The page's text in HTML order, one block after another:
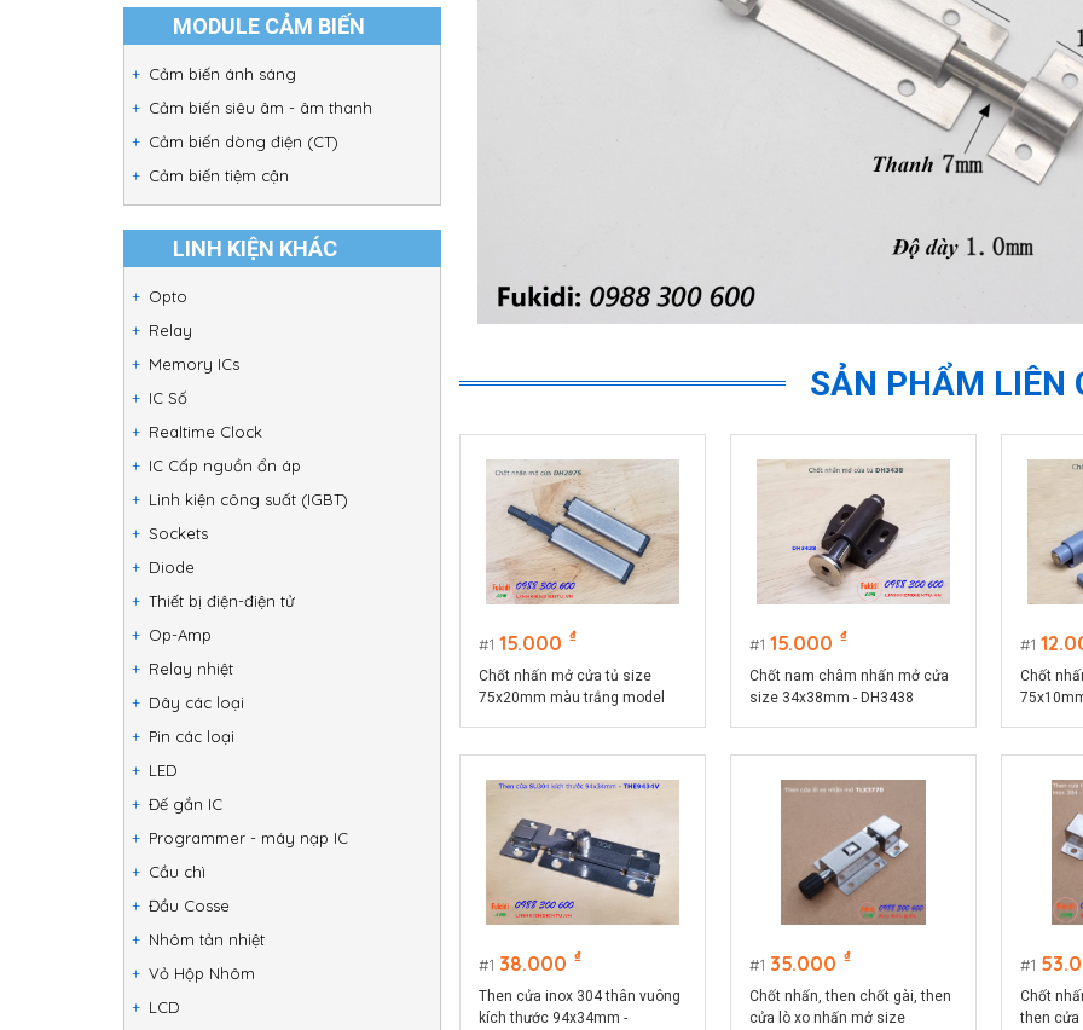
MODULE CẢM BIẾN
Cảm biến ánh sáng
Cảm biến siêu âm - âm thanh
Cảm biến dòng điện (CT)
Cảm biến tiệm cận
LINH KIỆN KHÁC
Opto
Relay
Memory ICs
IC Số
Realtime Clock
IC Cấp nguồn ổn áp
Linh kiện công suất (IGBT)
Sockets
Diode
Thiết bị điện-điện tử
Op-Amp
Relay nhiệt
Dây các loại
Pin các loại
LED
Đế gắn IC
Programmer - máy nạp IC
Cầu chì
Đầu Cosse
Nhôm tản nhiệt
Vỏ Hộp Nhôm
LCD
SẢN PHẨM LIÊN
1 15.000 ₫
Chốt nhấn mở cửa tủ size
75x20mm màu trắng model
1 15.000 ₫
Chốt nam châm nhấn mở cửa
size 34x38mm - DH3438
1
Chốt
1 38.000 ₫
Then cửa inox 304 thân vuông
kích thước 94x34mm -
1 35.000 ₫
Chốt nhấn, then chốt gài, then
cửa lò xo nhấn mở size
1
Chốt
then cửa